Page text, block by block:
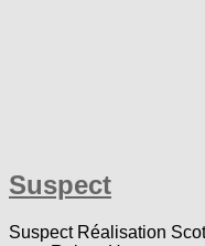
Suspect
Suspect Réalisation